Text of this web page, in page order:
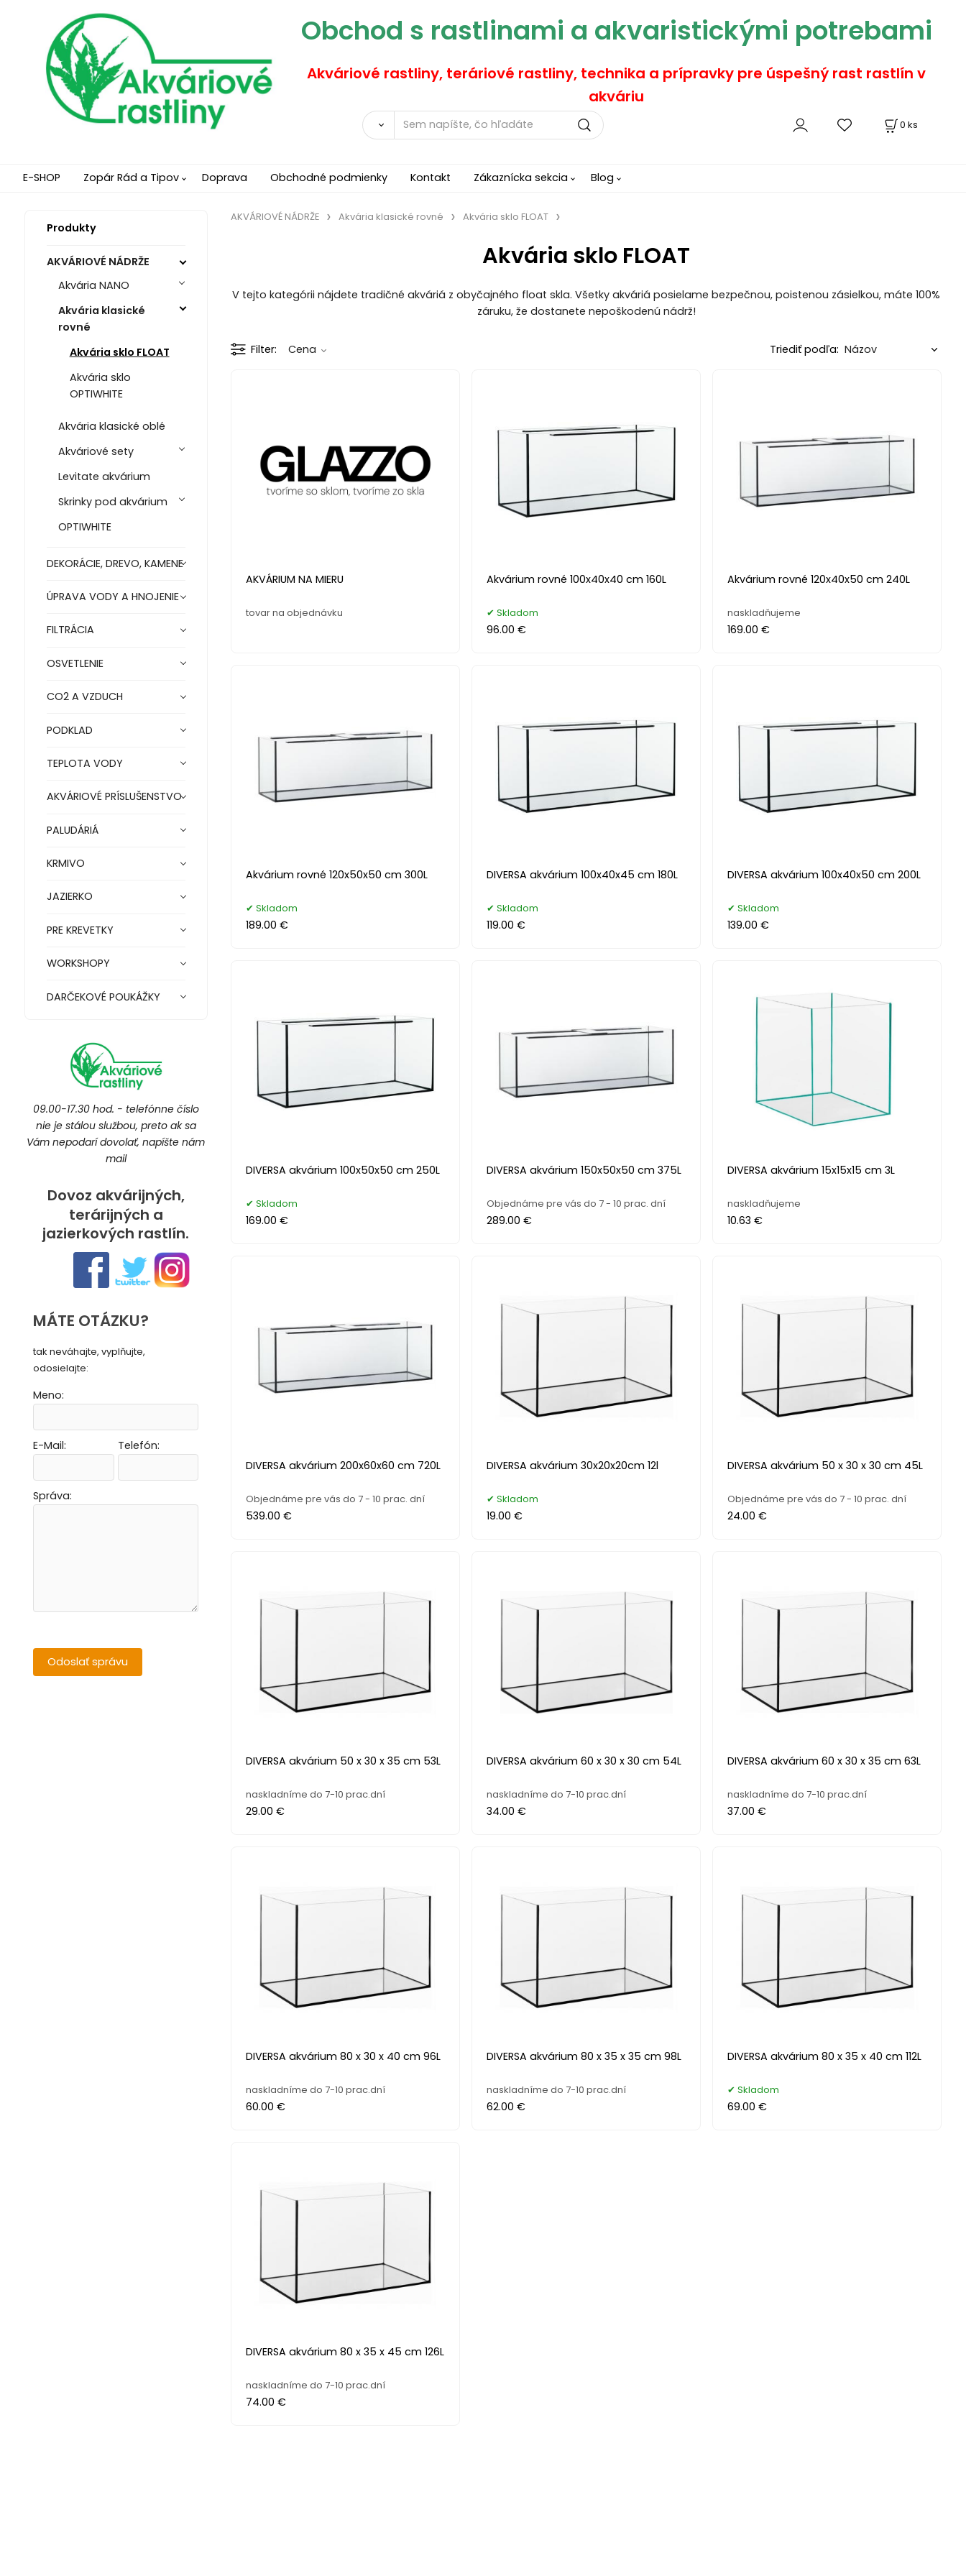
Obchod s rastlinami a akvaristickými potrebami
Akváriové rastliny, teráriové rastliny, technika a prípravky pre úspešný rast rastlín v
akváriu
0 ks
E-SHOP Zopár Rád a Tipov Doprava Obchodné podmienky Kontakt Zákaznícka sekcia Blog
Produkty
AKVÁRIOVÉ NÁDRŽE
Akvária NANO
Akvária klasické
rovné
Akvária sklo FLOAT
Akvária sklo
OPTIWHITE
Akvária klasické oblé
Akváriové sety
Levitate akvárium
Skrinky pod akvárium
OPTIWHITE
DEKORÁCIE, DREVO, KAMENE
ÚPRAVA VODY A HNOJENIE
FILTRÁCIA
OSVETLENIE
CO2 A VZDUCH
PODKLAD
TEPLOTA VODY
AKVÁRIOVÉ PRÍSLUŠENSTVO
PALUDÁRIÁ
KRMIVO
JAZIERKO
PRE KREVETKY
WORKSHOPY
DARČEKOVÉ POUKÁŽKY
09.00-17.30 hod. - telefónne číslo
nie je stálou službou, preto ak sa
Vám nepodarí dovolať, napíšte nám
mail
Dovoz akvárijných,
terárijných a
jazierkových rastlín.
MÁTE OTÁZKU?
tak neváhajte, vyplňujte,
odosielajte:
Meno:
E-Mail:
Vytvoriť novú e-mailovú masku
Vytvoriť novú e-mailovú masku
Vytvoriť novú e-mailovú masku
Vytvoriť novú e-mailovú masku
Telefón:
Správa:
AKVÁRIOVÉ NÁDRŽE Akvária klasické rovné Akvária sklo FLOAT
Akvária sklo FLOAT
V tejto kategórii nájdete tradičné akváriá z obyčajného float skla.Všetky akváriá posielame bezpečnou, poistenou zásielkou, máte 100%
záruku, že dostanete nepoškodenú nádrž!
Filter Cena Triediť podľa:
AKVÁRIUM NA MIERU
tovar na objednávku
Akvárium rovné 100x40x40 cm 160L
Skladom
96.00 €
Akvárium rovné 120x40x50 cm 240L
naskladňujeme
169.00 €
Akvárium rovné 120x50x50 cm 300L
Skladom
189.00 €
DIVERSA akvárium 100x40x45 cm 180L
Skladom
119.00 €
DIVERSA akvárium 100x40x50 cm 200L
Skladom
139.00 €
DIVERSA akvárium 100x50x50 cm 250L
Skladom
169.00 €
DIVERSA akvárium 150x50x50 cm 375L
Objednáme pre vás do 7 - 10 prac. dní
289.00 €
DIVERSA akvárium 15x15x15 cm 3L
naskladňujeme
10.63 €
DIVERSA akvárium 200x60x60 cm 720L
Objednáme pre vás do 7 - 10 prac. dní
539.00 €
DIVERSA akvárium 30x20x20cm 12l
Skladom
19.00 €
DIVERSA akvárium 50 x 30 x 30 cm 45L
Objednáme pre vás do 7 - 10 prac. dní
24.00 €
DIVERSA akvárium 50 x 30 x 35 cm 53L
naskladníme do 7-10 prac.dní
29.00 €
DIVERSA akvárium 60 x 30 x 30 cm 54L
naskladníme do 7-10 prac.dní
34.00 €
DIVERSA akvárium 60 x 30 x 35 cm 63L
naskladníme do 7-10 prac.dní
37.00 €
DIVERSA akvárium 80 x 30 x 40 cm 96L
naskladníme do 7-10 prac.dní
60.00 €
DIVERSA akvárium 80 x 35 x 35 cm 98L
naskladníme do 7-10 prac.dní
62.00 €
DIVERSA akvárium 80 x 35 x 40 cm 112L
Skladom
69.00 €
DIVERSA akvárium 80 x 35 x 45 cm 126L
naskladníme do 7-10 prac.dní
74.00 €